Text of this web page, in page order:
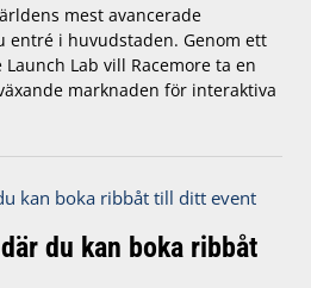
mest avancerade
entré i huvudstaden. Genom ett
Lab vill Racemore ta en
marknaden för interaktiva
du kan boka ribbåt